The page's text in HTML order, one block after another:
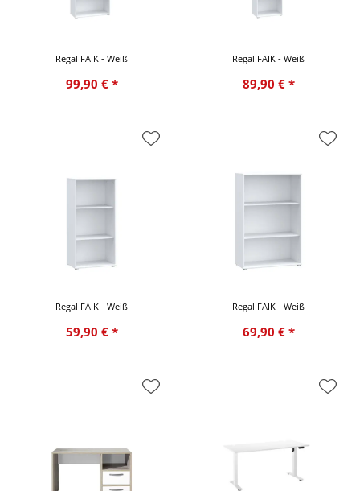
Regal FAIK - Weiß
99,90 € *
Regal FAIK - Weiß
89,90 € *
Regal FAIK - Weiß
59,90 € *
Regal FAIK - Weiß
69,90 € *